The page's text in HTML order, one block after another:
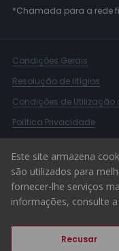
*Chamada para a rede
Condições Gerais
Resolução de litígios
Condições de Utilização
Política Privacidade
Canal de Denúncias
© 2026 ERA Portugal
Este site armazena
são utilizados para
fornecer-lhe serviços
informações, consulte
Recusar